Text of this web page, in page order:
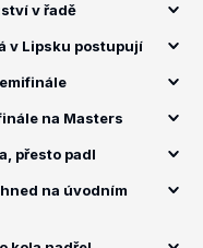
v řadě
v Lipsku postupují
na Masters
přesto padl
na úvodním